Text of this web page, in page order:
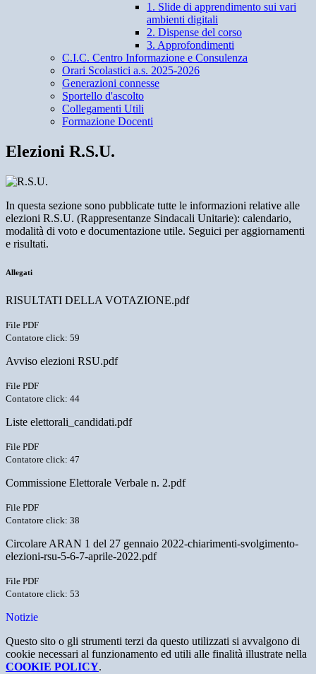
1. Slide di apprendimento sui vari
ambienti digitali
2. Dispense del corso
3. Approfondimenti
C.I.C. Centro Informazione e Consulenza
Orari Scolastici a.s. 2025-2026
Generazioni connesse
Sportello d'ascolto
Collegamenti Utili
Formazione Docenti
Elezioni R.S.U.
In questa sezione sono pubblicate tutte le informazioni relative alle
elezioni R.S.U. (Rappresentanze Sindacali Unitarie): calendario,
modalità di voto e documentazione utile. Seguici per aggiornamenti
e risultati.
Allegati
RISULTATI DELLA VOTAZIONE.pdf
File PDF
Contatore click: 59
Avviso elezioni RSU.pdf
File PDF
Contatore click: 44
Liste elettorali_candidati.pdf
File PDF
Contatore click: 47
Commissione Elettorale Verbale n. 2.pdf
File PDF
Contatore click: 38
Circolare ARAN 1 del 27 gennaio 2022-chiarimenti-svolgimento-
elezioni-rsu-5-6-7-aprile-2022.pdf
File PDF
Contatore click: 53
Notizie
Questo sito o gli strumenti terzi da questo utilizzati si avvalgono di
cookie necessari al funzionamento ed utili alle finalità illustrate nella
COOKIE POLICY.